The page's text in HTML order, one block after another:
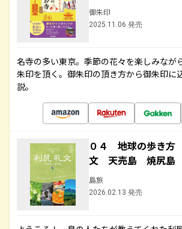
御朱印
2025.11.06 発売
名寺の多い東京。季節の花々を楽しみなが
朱印を頂く。御朱印の頂き方から御朱印に
説。
０４ 地球の歩き
文 天売島 焼尻島
島旅
2026.02.13 発売